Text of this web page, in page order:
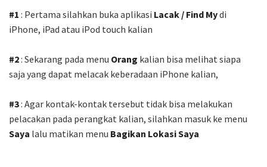
#1 : Pertama silahkan buka aplikasi Lacak / Find Mydi
iPhone, iPad atau iPod touch kalian
#2: Sekarang pada menu Orang kalian bisa melihat siapa
saja yang dapat melacak keberadaan iPhone kalian,
#3: Agar kontak-kontak tersebut tidak bisa melakukan
pelacakan pada perangkat kalian, silahkan masuk ke menu
Saya lalu matikan menu Bagikan Lokasi Saya